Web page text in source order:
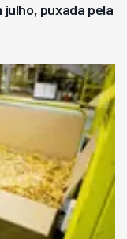
puxada pela